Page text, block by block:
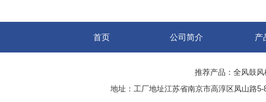
首页 公司简介 产
推荐产品： 全风鼓风
地址：工厂地址江苏省南京市高淳区凤山